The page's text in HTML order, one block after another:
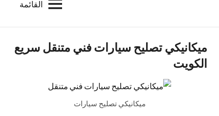
الكويت
للاعلانات
الخدمية
بالكويت
القائمة
ميكانيكي تصليح سيارات فني متنقل سريع
الكويت
ميكانيكي تصليح سيارات